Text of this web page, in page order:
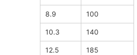
8.9 100
10.3 140
12.5 185